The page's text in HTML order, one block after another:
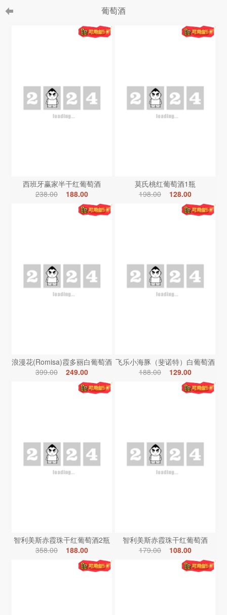
葡萄酒
西班牙赢家半干红葡萄酒
238.00
188.00
莫氏桃红葡萄酒1瓶
198.00
128.00
浪漫花(Romisa)霞多丽白葡萄酒
399.00
249.00
飞乐小海豚（斐诺特）白葡萄酒
188.00
129.00
智利美斯赤霞珠干红葡萄酒2瓶
358.00
188.00
智利美斯赤霞珠干红葡萄酒
179.00
108.00